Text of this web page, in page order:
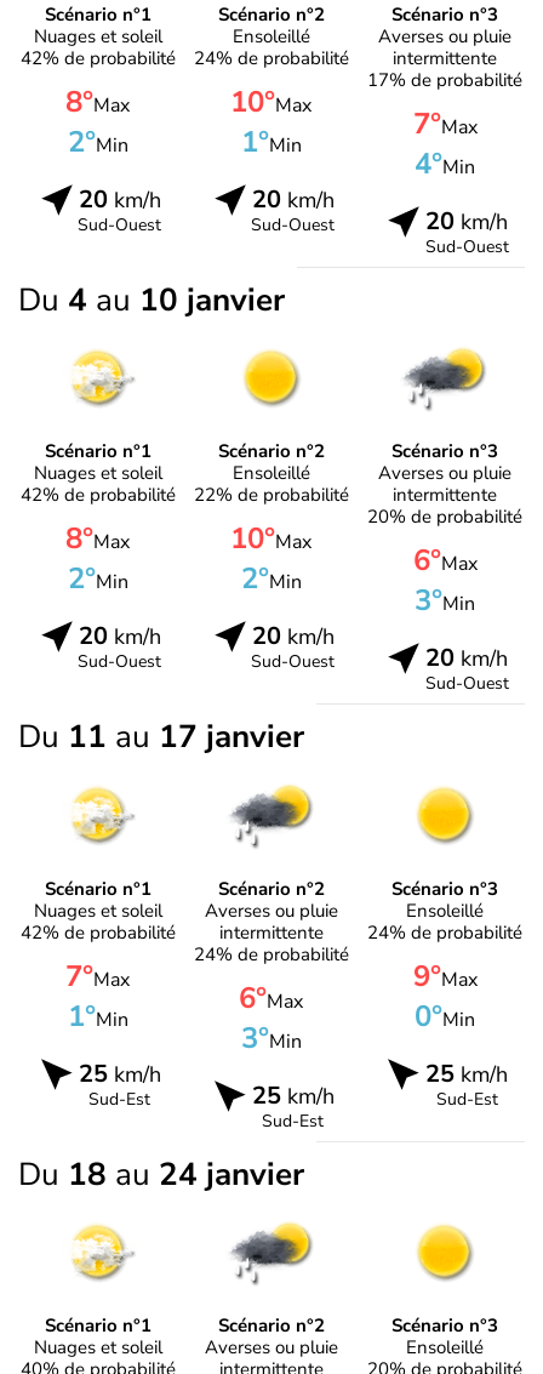
Scénario n°1
Nuages et soleil
42% de probabilité
8°Max
2°Min
20km/h
Sud-Ouest
Scénario n°2
Ensoleillé
24% de probabilité
10°Max
1°Min
20km/h
Sud-Ouest
Scénario n°3
Averses ou pluie
intermittente
17% de probabilité
7°Max
4°Min
20 km/h
Sud-Ouest
Du 4 au 10 janvier
Scénario n°1
Nuages et soleil
42% de probabilité
8°Max
2°Min
20km/h
Sud-Ouest
Scénario n°2
Ensoleillé
22% de probabilité
10°Max
2°Min
20km/h
Sud-Ouest
Scénario n°3
Averses ou pluie
intermittente
20% de probabilité
6°Max
3°Min
20 km/h
Sud-Ouest
Du 11 au 17 janvier
Scénario n°1
Nuages et soleil
42% de probabilité
7°Max
1°Min
25km/h
Sud-Est
Scénario n°2
Averses ou pluie
intermittente
24% de probabilité
6°Max
3°Min
25km/h
Sud-Est
Scénario n°3
Ensoleillé
24% de probabilité
9°Max
0°Min
25 km/h
Sud-Est
Du 18 au 24 janvier
Scénario n°1
Nuages et soleil
Scénario n°2
Averses ou pluie
Scénario n°3
Ensoleillé